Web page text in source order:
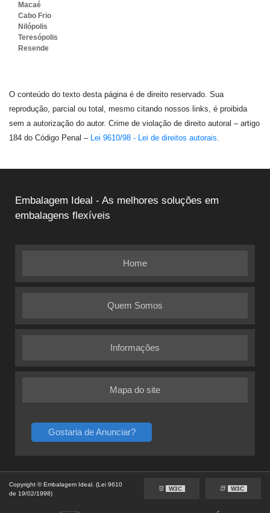
Macaé
Cabo Frio
Nilópolis
Teresópolis
Resende
O conteúdo do texto desta página é de direito reservado. Sua
reprodução, parcial ou total, mesmo citando nossos links, é proibida
sem a autorização do autor. Crime de violação de direito autoral – artigo
184 do Código Penal – Lei 9610/98 - Lei de direitos autorais.
Embalagem Ideal - As melhores soluções em
embalagens flexíveis
Home
Quem Somos
Informações
Mapa do site
Gostaria de Anunciar?
Copyright © Embalagem Ideal. (Lei 9610
de 19/02/1998)
W3C W3C